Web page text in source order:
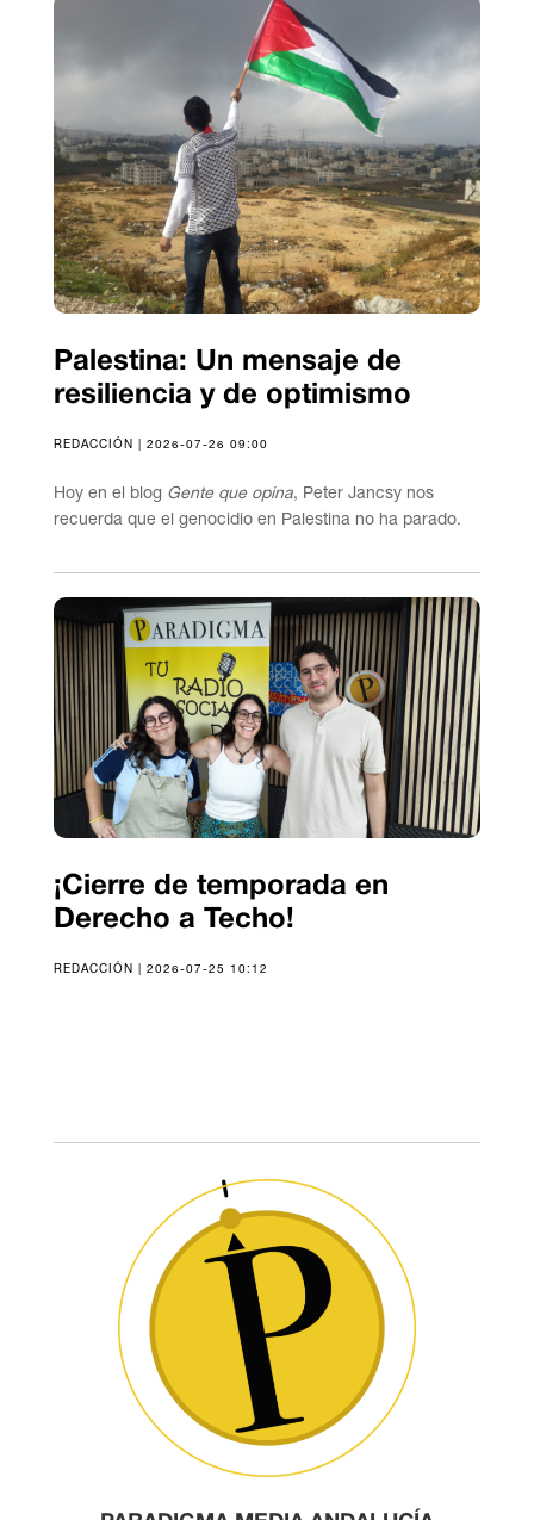
Palestina: Un mensaje de
resiliencia y de optimismo
REDACCIÓN | 2026-07-26 09:00
Hoy en el blog Gente que opina, Peter Jancsy nos
recuerda que el genocidio en Palestina no ha parado.
¡Cierre de temporada en
Derecho a Techo!
REDACCIÓN | 2026-07-25 10:12